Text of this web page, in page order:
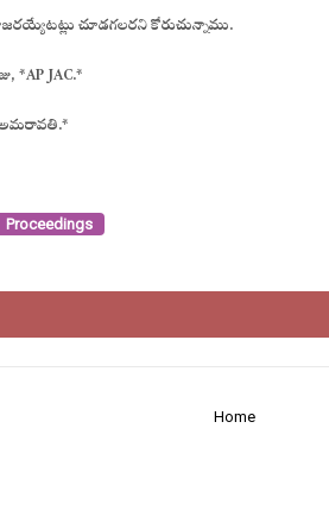
చూడగలరని కోరుచున్నాము.
*AP JAC.*
అమరావతి.*
Proceedings
Home